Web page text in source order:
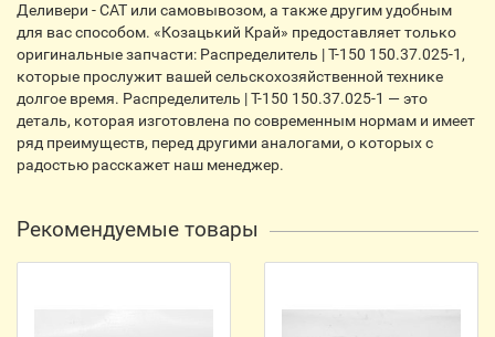
Деливери - CАТ или самовывозом, а также другим удобным
для вас способом. «Козацький Край» предоставляет только
оригинальные запчасти: Распределитель | Т-150 150.37.025-1,
которые прослужит вашей сельскохозяйственной технике
долгое время. Распределитель | Т-150 150.37.025-1 — это
деталь, которая изготовлена по современным нормам и имеет
ряд преимуществ, перед другими аналогами, о которых с
радостью расскажет наш менеджер.
Рекомендуемые товары